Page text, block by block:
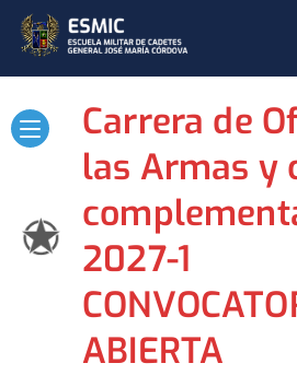
Carrera de
las Armas y
2027-1
ABIERTA